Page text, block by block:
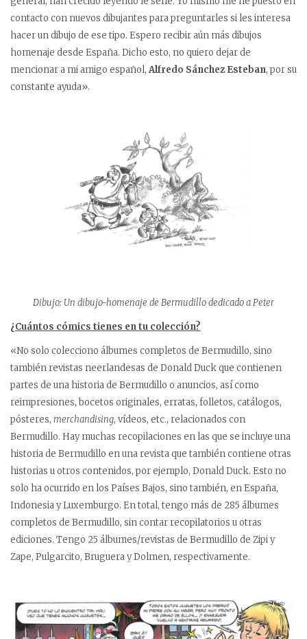
contacto con nuevos dibujantes para preguntarles si les interesa
hacer un dibujo de ese tipo. Espero recibir aún más dibujos
homenaje desde España. Dicho esto, no quiero dejar de
mencionar a mi amigo español,Alfredo Sánchez Esteban, por su
constante ayuda».
Dibujo: Un dibujo-homenaje de Bermudillo dedicado a Peter
¿Cuántos cómics tienes en tu colección?
«No solo colecciono álbumes completos de Bermudillo, sino
también revistas neerlandesas de Donald Duck que contienen
partes de una historia de Bermudillo o anuncios, así como
reimpresiones, bocetos originales, erratas, folletos, catálogos,
pósteres, merchandising, vídeos, etc., relacionados con
Bermudillo. Hay muchas recopilaciones en las que se incluye una
historia de Bermudillo en una revista que también contiene otras
historias u otros contenidos, por ejemplo, Donald Duck. Esto no
solo ha ocurrido en los Países Bajos, sino también, en España,
Indonesia y Luxemburgo. En total, tengo más de 285 álbumes
completos de Bermudillo, sin contar recopilatorios u otras
ediciones. Tengo 25 álbumes/revistas de Bermudillo de Zipi y
Zape, Pulgarcito, Bruguera y Dolmen, respectivamente.